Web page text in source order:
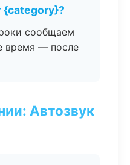
{category}?
сообщаем
время — после
Автозвук